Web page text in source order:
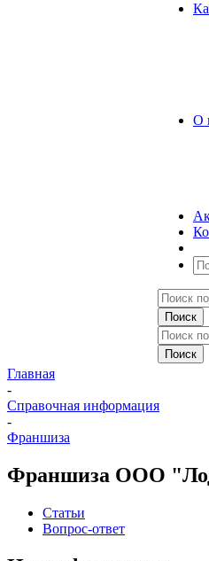
О
Главная
-
Справочная информация
-
Франшиза
Франшиза ООО
Статьи
Вопрос-ответ